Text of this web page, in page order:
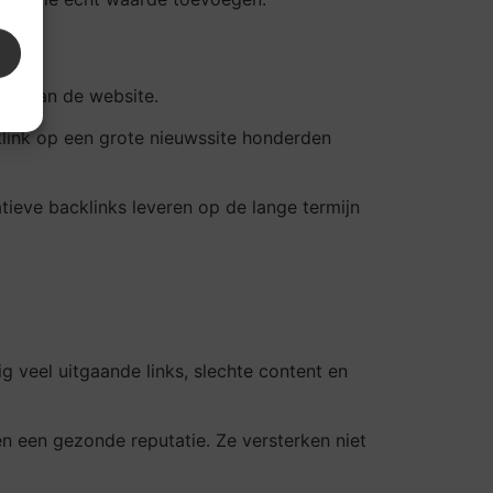
van de website.
op een grote nieuwssite honderden
backlinks leveren op de lange termijn
veel uitgaande links, slechte content en
een gezonde reputatie. Ze versterken niet